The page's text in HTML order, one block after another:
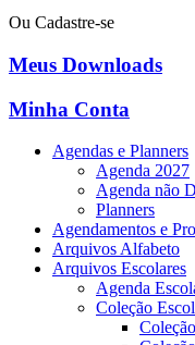
Ou Cadastre-se
Meus Downloads
Minha Conta
Agendas e Planners
Agenda 2027
Agenda não
Planners
Agendamentos e
Arquivos Alfabeto
Arquivos Escolares
Agenda
Coleção